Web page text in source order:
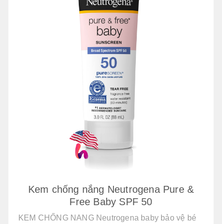
Kem chống nắng Neutrogena Pure &
Free Baby SPF 50
KEM CHỐNG NANG Neutrogena baby bảo vệ bé